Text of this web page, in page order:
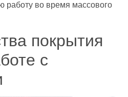
работу во время массового
покрытия
с